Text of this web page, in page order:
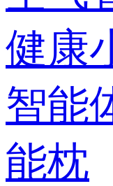
健康
智能
能枕